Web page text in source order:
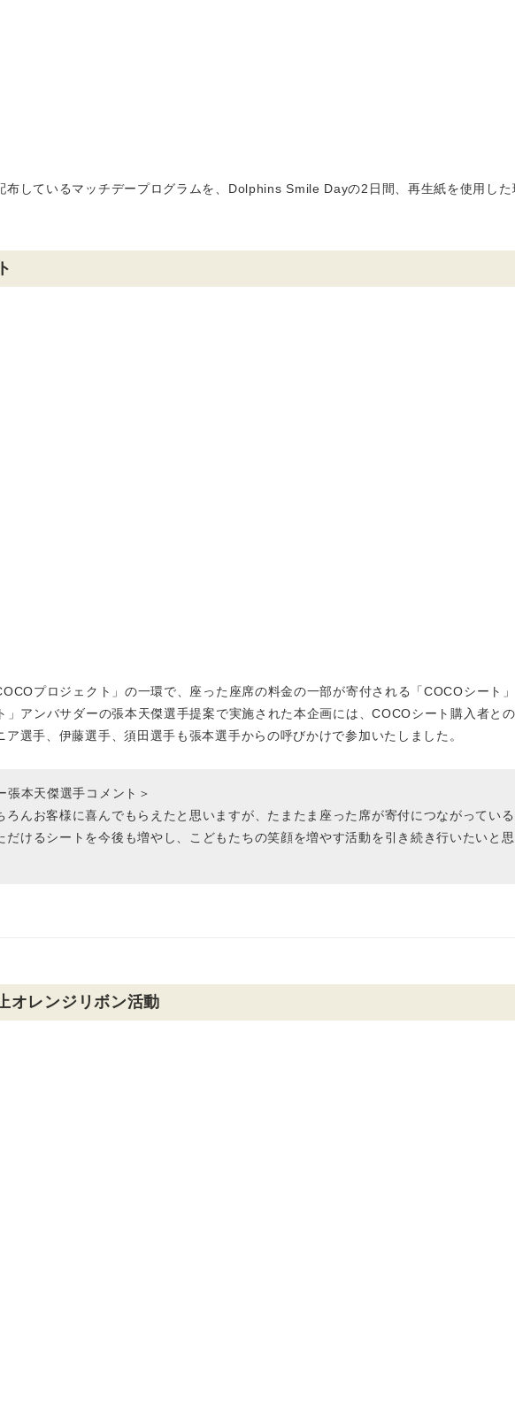
布しているマッチデープログラムを、Dolphins Smile Dayの2日間、再生紙を使用した
プロジェクト」の一環で、座った座席の料金の一部が寄付される「COCOシート
」アンバサダーの張本天傑選手提案で実施された本企画には、COCOシート購入者と
選手、伊藤選手、須田選手も張本選手からの呼びかけで参加いたしました。
張本天傑選手コメント＞
ろんお客様に喜んでもらえたと思いますが、たまたま座った席が寄付につながってい
だけるシートを今後も増やし、こどもたちの笑顔を増やす活動を引き続き行いたいと
オレンジリボン活動